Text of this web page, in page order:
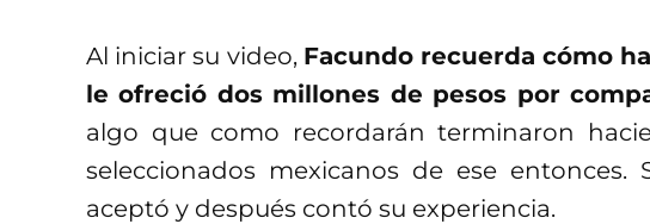
Al iniciar su video, Facundo recuerda cómo
le ofreció dos millones de pesos por
algo que como recordarán terminaron
seleccionados mexicanos de ese entonces.
aceptó y después contó su experiencia.